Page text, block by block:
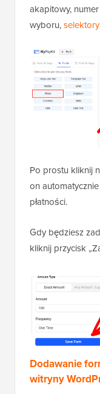
akapitowy,
wyboru,
Po prostu kliknij
on
płatności.
Gdy będziesz
kliknij przycisk
Dodawanie
witryny